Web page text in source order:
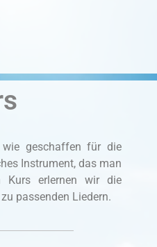
geschaffen für die
Instrument, das man
Kurs erlernen wir die
passenden Liedern.